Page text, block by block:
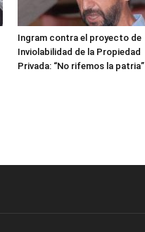
Ingram contra el proyecto de
Inviolabilidad de la Propiedad
Privada: “No rifemos la patria”